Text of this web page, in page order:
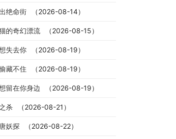
绝命街 （2026-08-14）
的奇幻漂流 （2026-08-15）
失去你 （2026-08-19）
藏不住 （2026-08-19）
留在你身边 （2026-08-19）
杀 （2026-08-21）
妖探 （2026-08-22）